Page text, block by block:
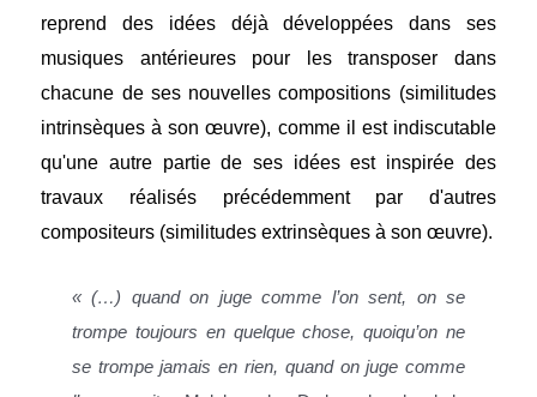
reprend des idées déjà développées dans ses
musiques antérieures pour les transposer dans
chacune de ses nouvelles compositions (similitudes
intrinsèques à son œuvre), comme il est indiscutable
qu'une autre partie de ses idées est inspirée des
travaux réalisés précédemment par d'autres
compositeurs (similitudes extrinsèques à son œuvre).
« (…) quand on juge comme l’on sent, on se
trompe toujours en quelque chose, quoiqu’on ne
se trompe jamais en rien, quand on juge comme